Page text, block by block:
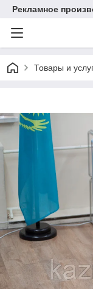
Рекламное
Товары и